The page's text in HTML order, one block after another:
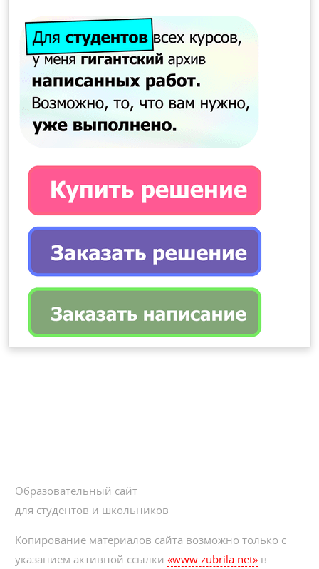
Образовательный сайт
для студентов и школьников
Копирование материалов сайта возможно только с
указанием активной ссылки«www.zubrila.net» в